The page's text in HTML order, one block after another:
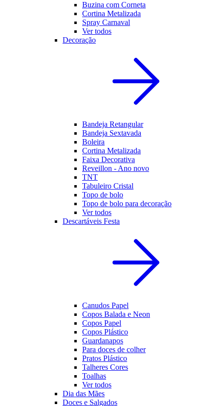
Buzina com Corneta
Cortina Metalizada
Spray Carnaval
Ver todos
Decoração
Bandeja Retangular
Bandeja Sextavada
Boleira
Cortina Metalizada
Faixa Decorativa
Reveillon - Ano novo
TNT
Tabuleiro Cristal
Topo de bolo
Topo de bolo para decoração
Ver todos
Descartáveis Festa
Canudos Papel
Copos Balada e Neon
Copos Papel
Copos Plástico
Guardanapos
Para doces de colher
Pratos Plástico
Talheres Cores
Toalhas
Ver todos
Dia das Mães
Doces e Salgados